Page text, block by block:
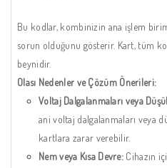
Bu kodlar, kombinizin ana işlem
sorun olduğunu gösterir. Kart, tüm
beynidir.
Olası Nedenler ve Çözüm Önerileri:
Voltaj Dalgalanmaları veya
ani voltaj dalgalanmaları veya
kartlara zarar verebilir.
Nem veya Kısa Devre: Cihazın